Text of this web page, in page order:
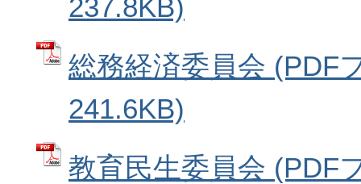
237.8KB)
総務経済委員会 (PDF
241.6KB)
教育民生委員会 (PDF